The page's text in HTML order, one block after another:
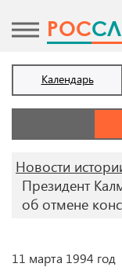
POC
Календарь
Новости
Президент
об отмене
11 марта 1994 год